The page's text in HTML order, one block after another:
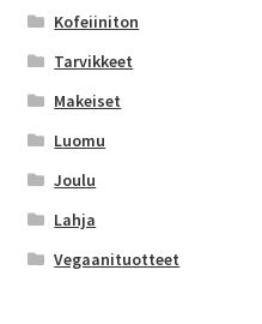
Kofeiiniton
Tarvikkeet
Makeiset
Luomu
Joulu
Lahja
Vegaanituotteet